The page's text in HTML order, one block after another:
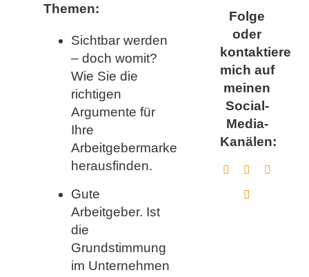
Themen:
Sichtbar werden
– doch womit?
Wie Sie die
richtigen
Argumente für
Ihre
Arbeitgebermarke
herausfinden.
Gute
Arbeitgeber. Ist
die
Grundstimmung
im Unternehmen
Folge
oder
kontaktiere
mich auf
meinen
Social-
Media-
Kanälen: